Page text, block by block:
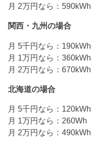
月 2万円なら：590kWh
関西・九州の場合
月 5千円なら：190kWh
月 1万円なら：360kWh
月 2万円なら：670kWh
北海道の場合
月 5千円なら：120kWh
月 1万円なら：260Wh
月 2万円なら：490kWh